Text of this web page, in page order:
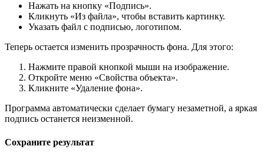
Нажать на кнопку «Подпись».
Кликнуть «Из файла», чтобы вставить картинку.
Указать файл с подписью, логотипом.
Теперь остается изменить прозрачность фона. Для этого:
Нажмите правой кнопкой мыши на изображение.
Откройте меню «Свойства объекта».
Кликните «Удаление фона».
Программа автоматически сделает бумагу незаметной, а яркая
подпись останется неизменной.
Сохраните результат